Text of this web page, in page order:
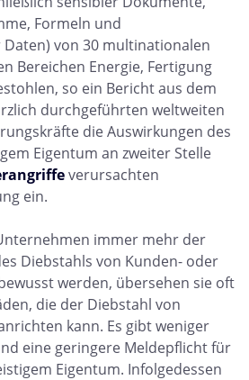
Formeln und
von 30 multinationalen
Bereichen Energie, Fertigung
so ein Bericht aus dem
durchgeführten weltweiten
die Auswirkungen des
Eigentum an zweiter Stelle
verursachten
ein.
immer mehr der
Diebstahls von Kunden- oder
werden, übersehen sie oft
die der Diebstahl von
kann. Es gibt weniger
eine geringere Meldepflicht für
Eigentum. Infolgedessen